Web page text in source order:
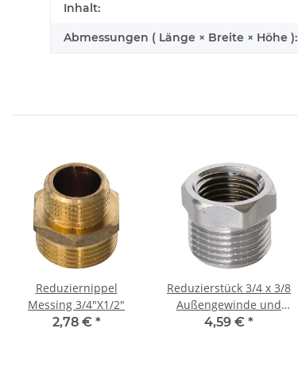
Inhalt:
Abmessungen ( Länge × Breite × Höhe ):
Reduziernippel
Messing 3/4"X1/2"
2,78 € *
Reduzierstück 3/4 x 3/8
Außengewinde und
Innengewinde
4,59 € *